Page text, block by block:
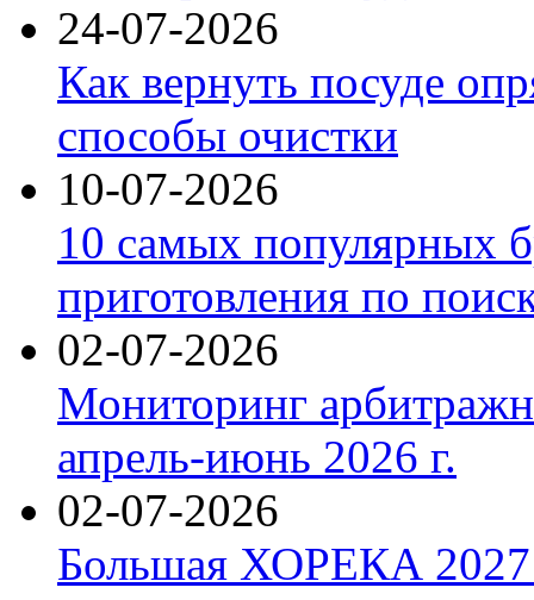
24-07-2026
Как вернуть посуде
способы очистки
10-07-2026
10 самых популярных
приготовления по
02-07-2026
Мониторинг
апрель-июнь 2026 г.
02-07-2026
Большая ХОРЕКА 2027: